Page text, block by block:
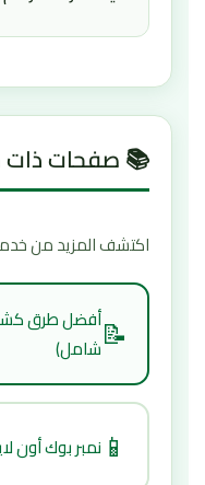
السعودية/—
تطبيقات!
هويتك رسمياً،
المقدمة منهيئة
📚 صفحات
اكتشف المزيد من
📝أفضل طرق
شامل)
📱 نمبر بوك أون